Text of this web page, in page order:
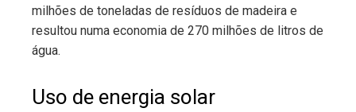
milhões de toneladas de resíduos de madeira e
resultou numa economia de 270 milhões de litros de
água.
Uso de energia solar